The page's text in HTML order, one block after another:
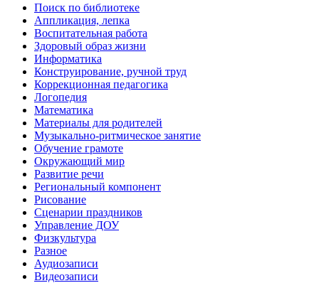
Поиск по библиотеке
Аппликация, лепка
Воспитательная работа
Здоровый образ жизни
Информатика
Конструирование, ручной труд
Коррекционная педагогика
Логопедия
Математика
Материалы для родителей
Музыкально-ритмическое занятие
Обучение грамоте
Окружающий мир
Развитие речи
Региональный компонент
Рисование
Сценарии праздников
Управление ДОУ
Физкультура
Разное
Аудиозаписи
Видеозаписи